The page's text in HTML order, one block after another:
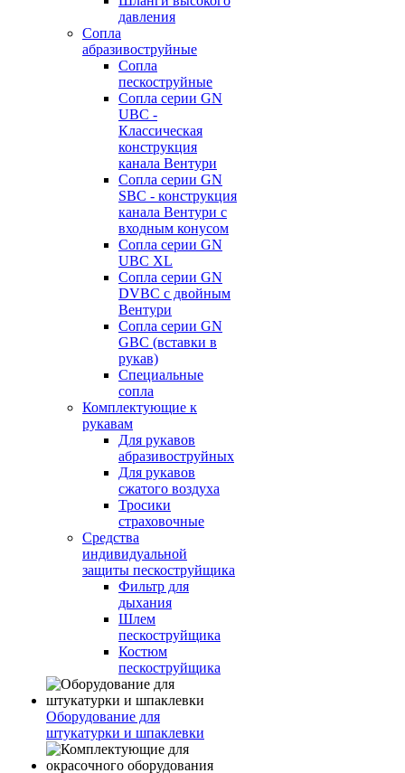
давления
Сопла
абразивоструйные
Сопла
пескоструйные
Сопла серии GN
UBC -
Классическая
конструкция
канала Вентури
Сопла серии GN
SBC - конструкция
канала Вентури c
входным конусом
Сопла серии GN
UBC XL
Сопла серии GN
DVBC с двойным
Вентури
Сопла серии GN
GBC (вставки в
рукав)
Специальные
сопла
Комплектующие к
рукавам
Для рукавов
абразивоструйных
Для рукавов
сжатого воздуха
Тросики
страховочные
Средства
индивидуальной
защиты пескоструйщика
Фильтр для
дыхания
Шлем
пескоструйщика
Костюм
пескоструйщика
Оборудование для
штукатурки и шпаклевки